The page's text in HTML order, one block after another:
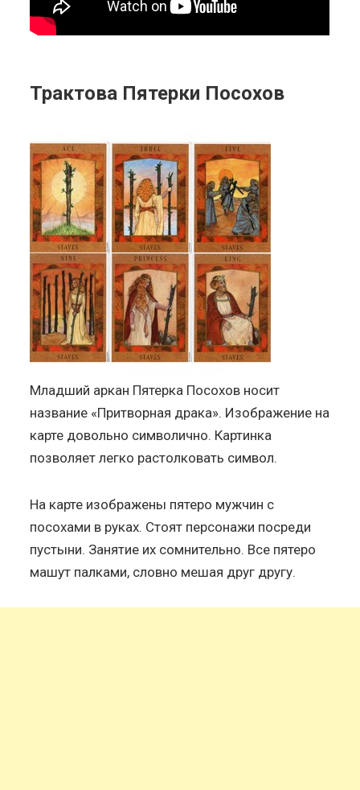
Трактова Пятерки Посохов
Младший аркан Пятерка Посохов носит
название «Притворная драка». Изображение на
карте довольно символично. Картинка
позволяет легко растолковать символ.
На карте изображены пятеро мужчин с
посохами в руках. Стоят персонажи посреди
пустыни. Занятие их сомнительно. Все пятеро
машут палками, словно мешая друг другу.